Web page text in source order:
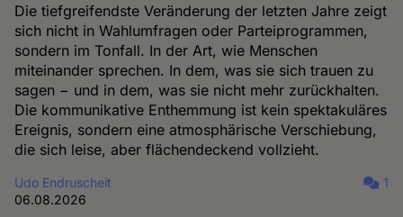
Die tiefgreifendste Veränderung der letzten Jahre zeigt
sich nicht in Wahlumfragen oder Parteiprogrammen,
sondern im Tonfall. In der Art, wie Menschen
miteinander sprechen. In dem, was sie sich trauen zu
sagen − und in dem, was sie nicht mehr zurückhalten.
Die kommunikative Enthemmung ist kein spektakuläres
Ereignis, sondern eine atmosphärische Verschiebung,
die sich leise, aber flächendeckend vollzieht.
Udo Endruscheit
06.08.2026
1